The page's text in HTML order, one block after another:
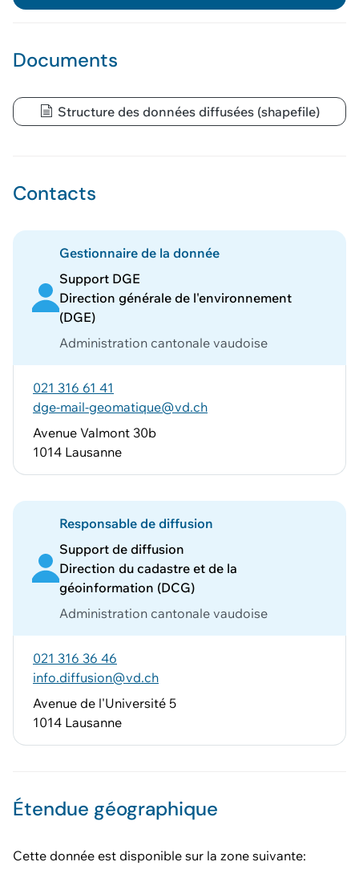
Documents
Structure des données diffusées (shapefile)
Contacts
Gestionnaire de la donnée
Support DGE
Direction générale de l'environnement
(DGE)
Administration cantonale vaudoise
021 316 61 41
dge-mail-geomatique@vd.ch
Avenue Valmont 30b
1014 Lausanne
Responsable de diffusion
Support de diffusion
Direction du cadastre et de la
géoinformation (DCG)
Administration cantonale vaudoise
021 316 36 46
info.diffusion@vd.ch
Avenue de l'Université 5
1014 Lausanne
Étendue géographique
Cette donnée est disponible sur la zone suivante:
Voir le panier